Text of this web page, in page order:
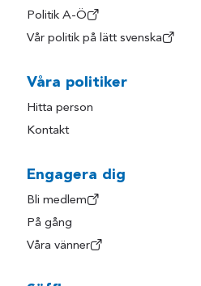
Politik A-Ö
Vår politik på lätt svenska
Våra politiker
Hitta person
Kontakt
Engagera dig
Bli medlem
På gång
Våra vänner